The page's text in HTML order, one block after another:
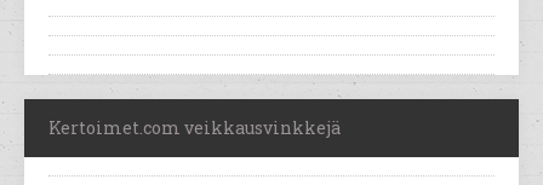
Kertoimet.com veikkausvinkkejä